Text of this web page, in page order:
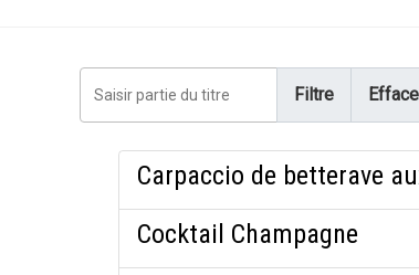
Filtre
Carpaccio de betterave
Cocktail Champagne